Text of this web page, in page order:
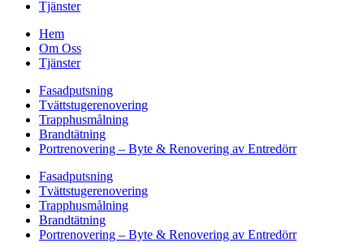
Tjänster
Hem
Om Oss
Tjänster
Fasadputsning
Tvättstugerenovering
Trapphusmålning
Brandtätning
Portrenovering – Byte & Renovering av Entredörr
Fasadputsning
Tvättstugerenovering
Trapphusmålning
Brandtätning
Portrenovering – Byte & Renovering av Entredörr